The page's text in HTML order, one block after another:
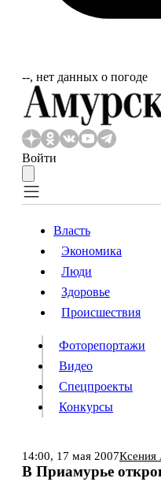
‐‐, нет данных о погоде
Войти
Власть
Происшествия
Видео
Конкурсы
Власть
Экономика
Люди
Здоровье
Происшествия
Фоторепортажи
Видео
Спецпроекты
Конкурсы
14:00, 17 мая 2007Ксения
В Приамурье